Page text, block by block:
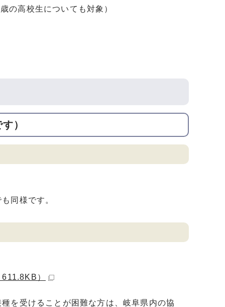
。（19歳の高校生についても対象）
）
同様です。
）
を受けることが困難な方は、岐阜県内の協